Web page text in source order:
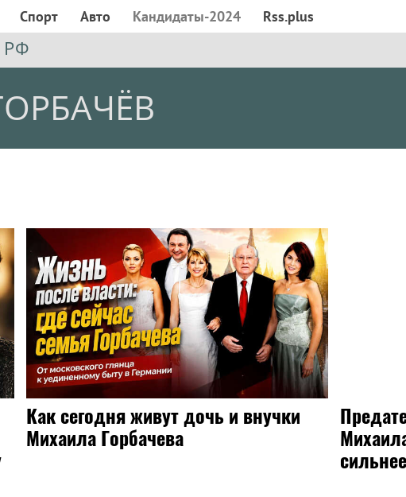
Спорт Авто Кандидаты-2024 Rss.plus
РФ
Как сегодня живут дочь и внучки
Михаила Горбачева